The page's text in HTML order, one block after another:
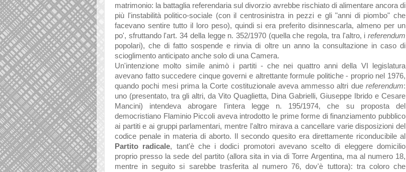
matrimonio: la battaglia referendaria sul divorzio avrebbe rischiato di alimentare ancora di
più l'instabilità politico-sociale (con il centrosinistra in pezzi e gli "anni di piombo" che
facevano sentire tutto il loro peso), quindi si era preferito disinnescarla, almeno per un
po', sfruttando l'art. 34 della legge n. 352/1970 (quella che regola, tra l'altro, i referendum
popolari), che di fatto sospende e rinvia di oltre un anno la consultazione in caso di
scioglimento anticipato anche solo di una Camera.
Un'intenzione molto simile animò i partiti - che nei quattro anni della VI legislatura
avevano fatto succedere cinque governi e altrettante formule politiche - proprio nel 1976,
quando pochi mesi prima la Corte costituzionale aveva ammesso altri due referendum:
uno (presentato, tra gli altri, da Vito Quaglietta, Dina Gabrielli, Giuseppe Ibrido e Cesare
Mancini) intendeva abrogare l'intera legge n. 195/1974, che su proposta del
democristiano Flaminio Piccoli aveva introdotto le prime forme di finanziamento pubblico
ai partiti e ai gruppi parlamentari, mentre l'altro mirava a cancellare varie disposizioni del
codice penale in materia di aborto. Il secondo quesito era direttamente riconducibile al
Partito radicale, tant'è che i dodici promotori avevano scelto di eleggere domicilio
proprio presso la sede del partito (allora sita in via di Torre Argentina, ma al numero 18,
mentre in seguito si sarebbe trasferita al numero 76, dov'è tuttora): tra coloro che